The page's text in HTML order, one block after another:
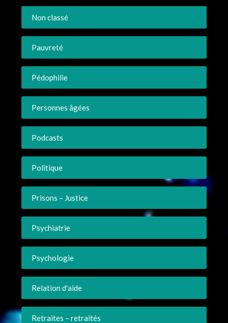
Non classé
Pauvreté
Pédophilie
Personnes âgées
Podcasts
Politique
Prisons – Justice
Psychiatrie
Psychologie
Relation d'aide
Retraites – retraités